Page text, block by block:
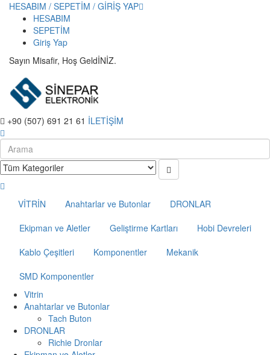
HESABIM / SEPETİM / GİRİŞ YAP
HESABIM
SEPETİM
Giriş Yap
Sayın Misafir, Hoş GeldİNİZ.
+90 (507) 691 21 61 İLETİŞİM
VİTRİN Anahtarlar ve Butonlar
DRONLAR
Ekipman ve Aletler
Geliştirme Kartları
Hobi Devreleri
Kablo Çeşitleri
Komponentler
Mekanik
SMD Komponentler
Vitrin
Anahtarlar ve Butonlar
Tach Buton
DRONLAR
Richie Dronlar